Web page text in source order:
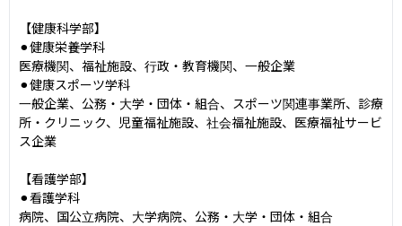
【健康科学部】
⚫︎健康栄養学科
医療機関、福祉施設、行政・教育機関、一般企業
⚫︎健康スポーツ学科
一般企業、公務・大学・団体・組合、スポーツ関連事業所、診療
所・クリニック、児童福祉施設、社会福祉施設、医療福祉サービ
ス企業
【看護学部】
⚫︎看護学科
病院、国公立病院、大学病院、公務・大学・団体・組合